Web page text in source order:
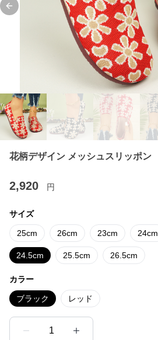
Previous slide
花柄デザイン メッシュスリッポン
2,920 円
サイズ
25cm 26cm 23cm 24cm
24.5cm 25.5cm 26.5cm
カラー
ブラック レッド
1